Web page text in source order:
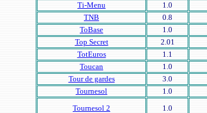
Ti-Menu
1.0
TNB
0.8
ToBase
1.0
Top Secret
2.01
TotEuros
1.1
Toucan
1.0
Tour de gardes
3.0
Tournesol
1.0
Tournesol 2
1.0